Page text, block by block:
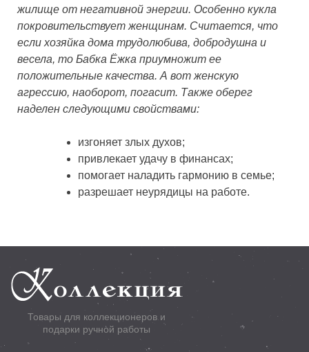
жилище от негативной энергии. Особенно кукла
покровительствует женщинам. Считается, что
если хозяйка дома трудолюбива, добродушна и
весела, то Бабка Ёжка приумножит ее
положительные качества. А вот женскую
агрессию, наоборот, погасит. Также оберег
наделен следующими свойствами:
изгоняет злых духов;
привлекает удачу в финансах;
помогает наладить гармонию в семье;
разрешает неурядицы на работе.
Товары для коллекционеров и
подарки ручной работы